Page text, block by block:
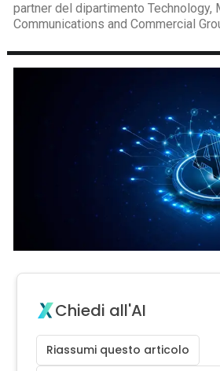
partner del dipartimento Technology,
Communications and Commercial
Chiedi all'AI
Riassumi questo articolo